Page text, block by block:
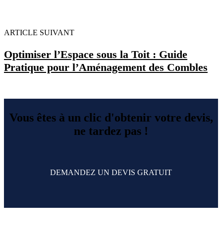
ARTICLE SUIVANT
Optimiser l’Espace sous la Toit : Guide
Pratique pour l’Aménagement des Combles
Vous êtes à un clic d'obtenir votre devis,
ne tardez pas !
DEMANDEZ UN DEVIS GRATUIT